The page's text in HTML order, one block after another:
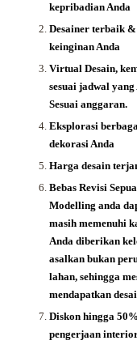
kepribadian Anda
Desainer terbaik
keinginan Anda
Virtual Desain,
sesuai jadwal
Sesuai anggaran.
Eksplorasi
dekorasi Anda
Harga desain
Bebas Revisi
Modelling anda
masih memenuhi
Anda diberikan
asalkan bukan
lahan, sehingga
mendapatkan
Diskon hingga
pengerjaan